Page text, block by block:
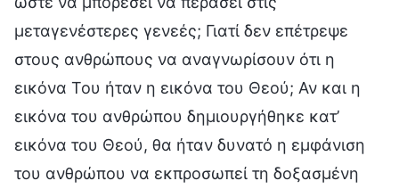
μεταγενέστερες γενεές; Γιατί δεν επέτρεψε
στους ανθρώπους να αναγνωρίσουν ότι η
εικόνα Του ήταν η εικόνα του Θεού; Αν και η
εικόνα του ανθρώπου δημιουργήθηκε κατ’
εικόνα του Θεού, θα ήταν δυνατό η εμφάνιση
του ανθρώπου να εκπροσωπεί τη δοξασμένη